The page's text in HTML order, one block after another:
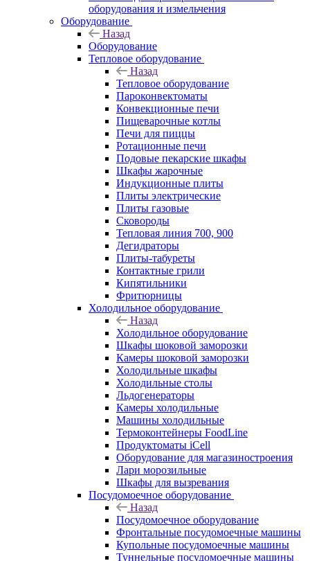
оборудования и измельчения
Оборудование
Назад
Оборудование
Тепловое оборудование
Назад
Тепловое оборудование
Пароконвектоматы
Конвекционные печи
Пищеварочные котлы
Печи для пиццы
Ротационные печи
Подовые пекарские шкафы
Шкафы жарочные
Индукционные плиты
Плиты электрические
Плиты газовые
Сковороды
Тепловая линия 700, 900
Дегидраторы
Плиты-табуреты
Контактные грили
Кипятильники
Фритюрницы
Холодильное оборудование
Назад
Холодильное оборудование
Шкафы шоковой заморозки
Камеры шоковой заморозки
Холодильные шкафы
Холодильные столы
Льдогенераторы
Камеры холодильные
Машины холодильные
Термоконтейнеры FoodLine
Продуктоматы iCell
Оборудование для магазиностроения
Лари морозильные
Шкафы для вызревания
Посудомоечное оборудование
Назад
Посудомоечное оборудование
Фронтальные посудомоечные машины
Купольные посудомоечные машины
Туннельные посудомоечные машины